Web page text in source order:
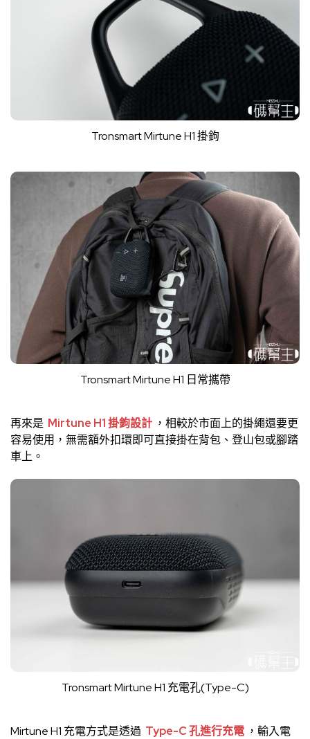
Tronsmart Mirtune H1 掛鉤
Tronsmart Mirtune H1 日常攜帶
再來是 Mirtune H1 掛鉤設計 ，相較於市面上的掛繩還要更
容易使用，無需額外扣環即可直接掛在背包、登山包或腳踏
車上。
Tronsmart Mirtune H1 充電孔(Type-C)
Mirtune H1 充電方式是透過 Type-C 孔進行充電 ，輸入電